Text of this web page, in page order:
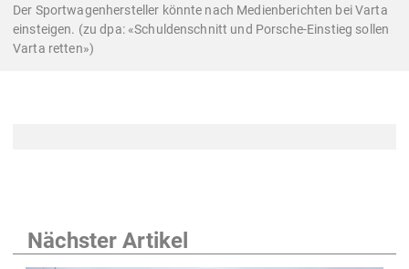
Der Sportwagenhersteller könnte nach Medienberichten bei Varta
einsteigen. (zu dpa: «Schuldenschnitt und Porsche-Einstieg sollen
Varta retten»)
Nächster Artikel